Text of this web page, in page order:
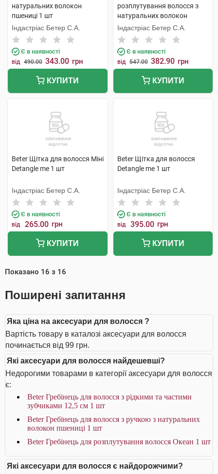
натуральних волокон
пшениці 1 шт
Індастріас Бетер С.А.
Є в наявності
від 490.00 343.00 грн
КУПИТИ
розплутування волосся з
натуральних волокон
пшениці 1 шт
Індастріас Бетер С.А.
Є в наявності
від 547.00 382.90 грн
КУПИТИ
Beter Щітка для волосся Міні
Detangle me 1 шт
Індастріас Бетер С.А.
Є в наявності
від 265.00 грн
КУПИТИ
Beter Щітка для волосся
Detangle me 1 шт
Індастріас Бетер С.А.
Є в наявності
від 395.00 грн
КУПИТИ
Показано 16 з 16
Поширені запитання
Яка ціна на аксесуари для волосся ?
Вартість товару в каталозі аксесуари для волосся
починається від 99 грн.
Які аксесуари для волосся найдешевші?
Недорогими товарами в категорії аксесуари для волосся
є:
Beter Гребінець для волосся з рідкими та частими
зубчиками 12,5 см 1 шт
Beter Гребінець для волосся з ручкою з натуральних
волокон пшениці 1 шт
Beter Гребінець для розплутування волосся Океан 1 шт
Які аксесуари для волосся є найдорожчими?